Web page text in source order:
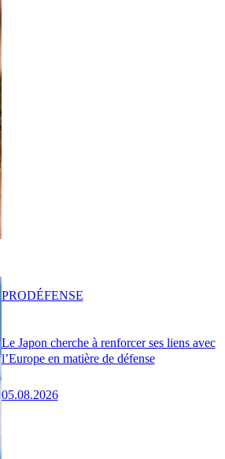
Le Japon cherche à renforcer ses liens avec
l’Europe en matière de défense
05.08.2026
PRODÉFENSE